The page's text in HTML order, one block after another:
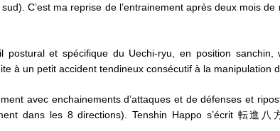
C’est ma reprise de l’entrainement après deux mois
et spécifique du Uechi-ryu, en position sanchin,
à un petit accident tendineux consécutif à la manipulation
avec enchainements d’attaques et de défenses et
dans les 8 directions). Tenshin Happo s’écrit 転進